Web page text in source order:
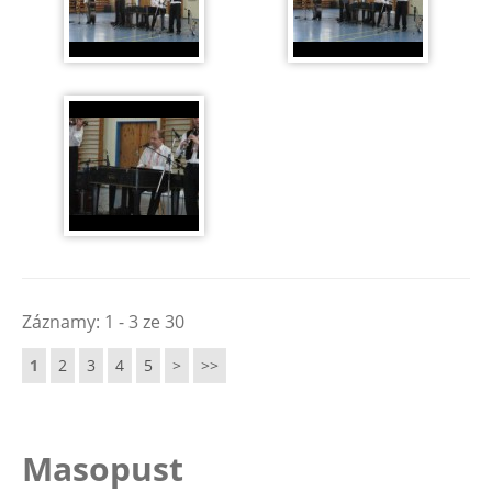
Záznamy: 1 - 3 ze 30
1 2 3 4 5 > >>
Masopust